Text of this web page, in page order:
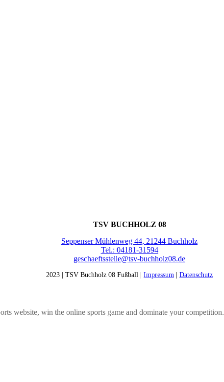
TSV BUCHHOLZ 08
Seppenser Mühlenweg 44, 21244 Buchholz
Tel.: 04181-31594
geschaeftsstelle@tsv-buchholz08.de
2023 | TSV Buchholz 08 Fußball | Impressum Datenschutz
website, win the online sports game and dominate your competition.